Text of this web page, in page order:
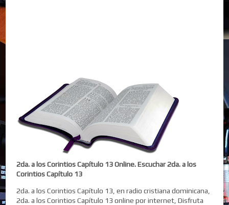
2da. a los Corintios Capítulo 13 Online. Escuchar 2da. a los
Corintios Capítulo 13
2da. a los Corintios Capítulo 13, en radio cristiana dominicana,
2da. a los Corintios Capítulo 13 online por internet, Disfruta